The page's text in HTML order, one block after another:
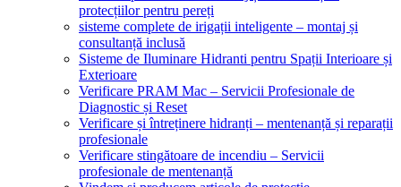
protecțiilor pentru pereți
sisteme complete de irigații inteligente – montaj și
consultanță inclusă
Sisteme de Iluminare Hidranti pentru Spații Interioare și
Exterioare
Verificare PRAM Mac – Servicii Profesionale de
Diagnostic și Reset
Verificare și întreținere hidranți – mentenanță și reparații
profesionale
Verificare stingătoare de incendiu – Servicii
profesionale de mentenanță